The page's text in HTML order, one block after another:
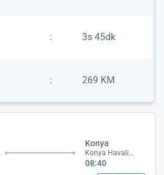
: 3s 45dk
: 269 KM
Konya
Konya Havalimanı
08:40